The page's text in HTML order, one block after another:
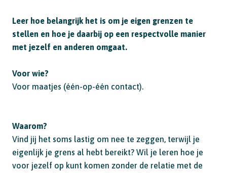
Leer hoe belangrijk het is om je eigen grenzen te
stellen en hoe je daarbij op een respectvolle manier
met jezelf en anderen omgaat.
Voor wie?
Voor maatjes (één-op-één contact).
Waarom?
Vind jij het soms lastig om nee te zeggen, terwijl je
eigenlijk je grens al hebt bereikt? Wil je leren hoe je
voor jezelf op kunt komen zonder de relatie met de